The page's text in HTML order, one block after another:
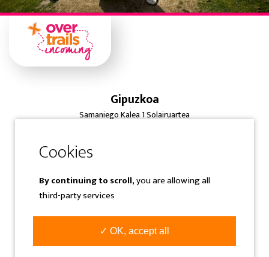
Gipuzkoa
Samaniego Kalea 1 Solairuartea
info@overtrailsincoming.eus
Navarra
C/ Sangüesa, 31 Bajo
31005 Pamplona-Iruñea-Spain
Tfno: (+34) 948 293 479
info@overtrailsincoming.eus
By continuing to scroll,you are allowing all
third-party services
✓ OK, accept all